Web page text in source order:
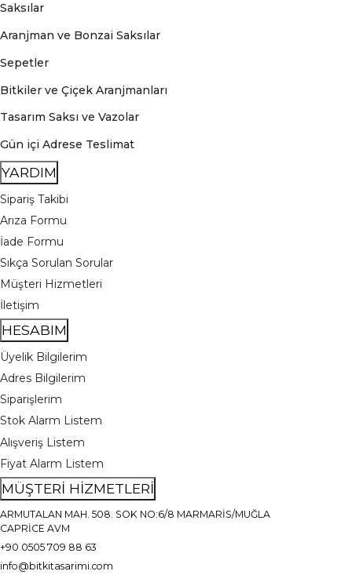
Saksılar
Aranjman ve Bonzai Saksılar
Sepetler
Bitkiler ve Çiçek Aranjmanları
Tasarım Saksı ve Vazolar
Gün içi Adrese Teslimat
YARDIM
Sipariş Takibi
Arıza Formu
İade Formu
Sıkça Sorulan Sorular
Müşteri Hizmetleri
İletişim
HESABIM
Üyelik Bilgilerim
Adres Bilgilerim
Siparişlerim
Stok Alarm Listem
Alışveriş Listem
Fiyat Alarm Listem
MÜŞTERİ HİZMETLERİ
ARMUTALAN MAH. 508. SOK NO:6/8 MARMARİS/MUĞLA
CAPRİCE AVM
+90 0505 709 88 63
info@bitkitasarimi.com